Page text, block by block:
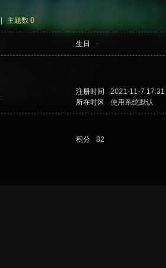
主题数 0
生日 -
注册时间 2021-11-7 17:31
所在时区 使用系统默认
积分 82